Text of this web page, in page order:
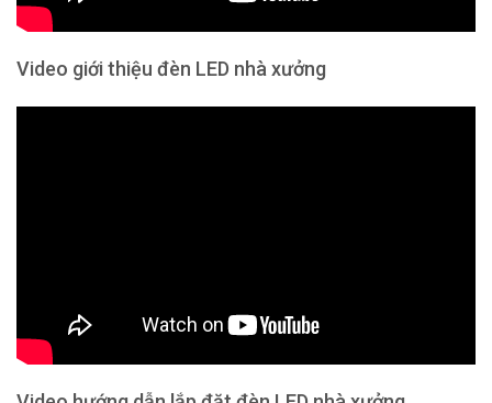
Video giới thiệu đèn LED nhà xưởng